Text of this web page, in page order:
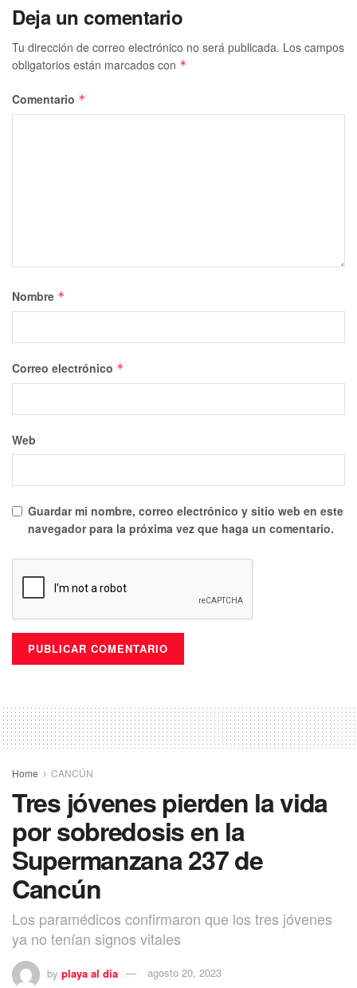
Deja un comentario
Tu dirección de correo electrónico no será publicada. Los campos
obligatorios están marcados con *
Comentario *
Nombre *
Correo electrónico *
Web
Guardar mi nombre, correo electrónico y sitio web en este
navegador para la próxima vez que haga un comentario.
Home CANCÚN
Tres jóvenes pierden la vida
por sobredosis en la
Supermanzana 237 de
Cancún
Los paramédicos confirmaron que los tres jóvenes
ya no tenían signos vitales
by playa al dia agosto 20, 2023